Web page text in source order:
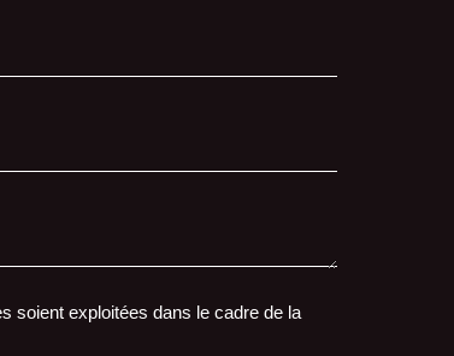
soient exploitées dans le cadre de la